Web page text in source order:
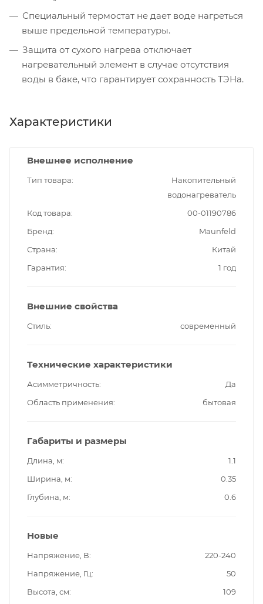
Специальный термостат не дает воде нагреться
выше предельной температуры.
Защита от сухого нагрева отключает
нагревательный элемент в случае отсутствия
воды в баке, что гарантирует сохранность ТЭНа.
Характеристики
Внешнее исполнение
Тип товара
Накопительный
водонагреватель
Код товара
00-01190786
Бренд
Maunfeld
Страна
Китай
Гарантия
1 год
Внешние свойства
Стиль современный
Технические характеристики
Асимметричность
Да
Область применения
бытовая
Габариты и размеры
Длина, м
1.1
Ширина, м
0.35
Глубина, м
0.6
Новые
Напряжение, В
220-240
Напряжение, Гц
50
Высота, см
109